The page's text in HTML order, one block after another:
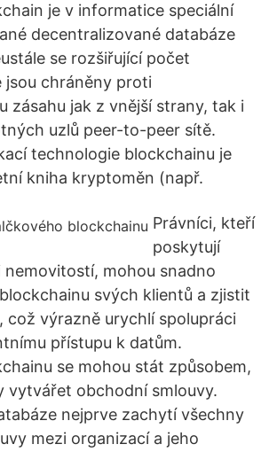
je v informatice speciální
decentralizované databáze
se rozšiřující počet
jsou chráněny proti
zásahu jak z vnější strany, tak i
uzlů peer-to-peer sítě.
technologie blockchainu je
kniha kryptoměn (např.
Právníci, kteří
poskytují
nemovitostí, mohou snadno
svých klientů a zjistit
což výrazně urychlí spolupráci
přístupu k datům.
se mohou stát způsobem,
vytvářet obchodní smlouvy.
nejprve zachytí všechny
mezi organizací a jeho